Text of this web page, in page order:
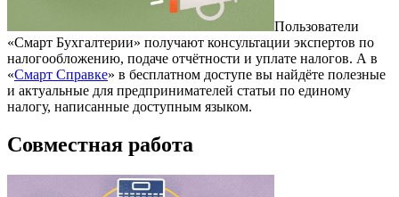
Пользователи
«Смарт Бухгалтерии» получают консультации экспертов по
налогообложению, подаче отчётности и уплате налогов. А в
«Смарт Справке» в бесплатном доступе вы найдёте полезные
и актуальные для предпринимателей статьи по единому
налогу, написанные доступным языком.
Совместная работа